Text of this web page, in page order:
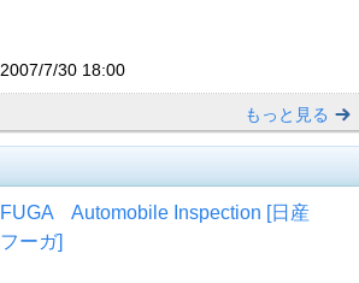
2007/7/30 18:00
もっと見る
FUGA Automobile Inspection [日産
フーガ]